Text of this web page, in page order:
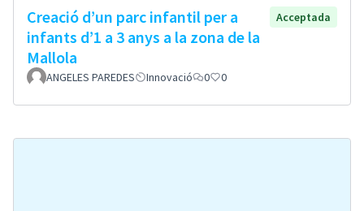
Creació d’un parc infantil per a
infants d’1 a 3 anys a la zona de la
Mallola
Acceptada
ANGELES PAREDES Innovació 0 0